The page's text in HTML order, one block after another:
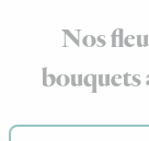
Nos
bouquets